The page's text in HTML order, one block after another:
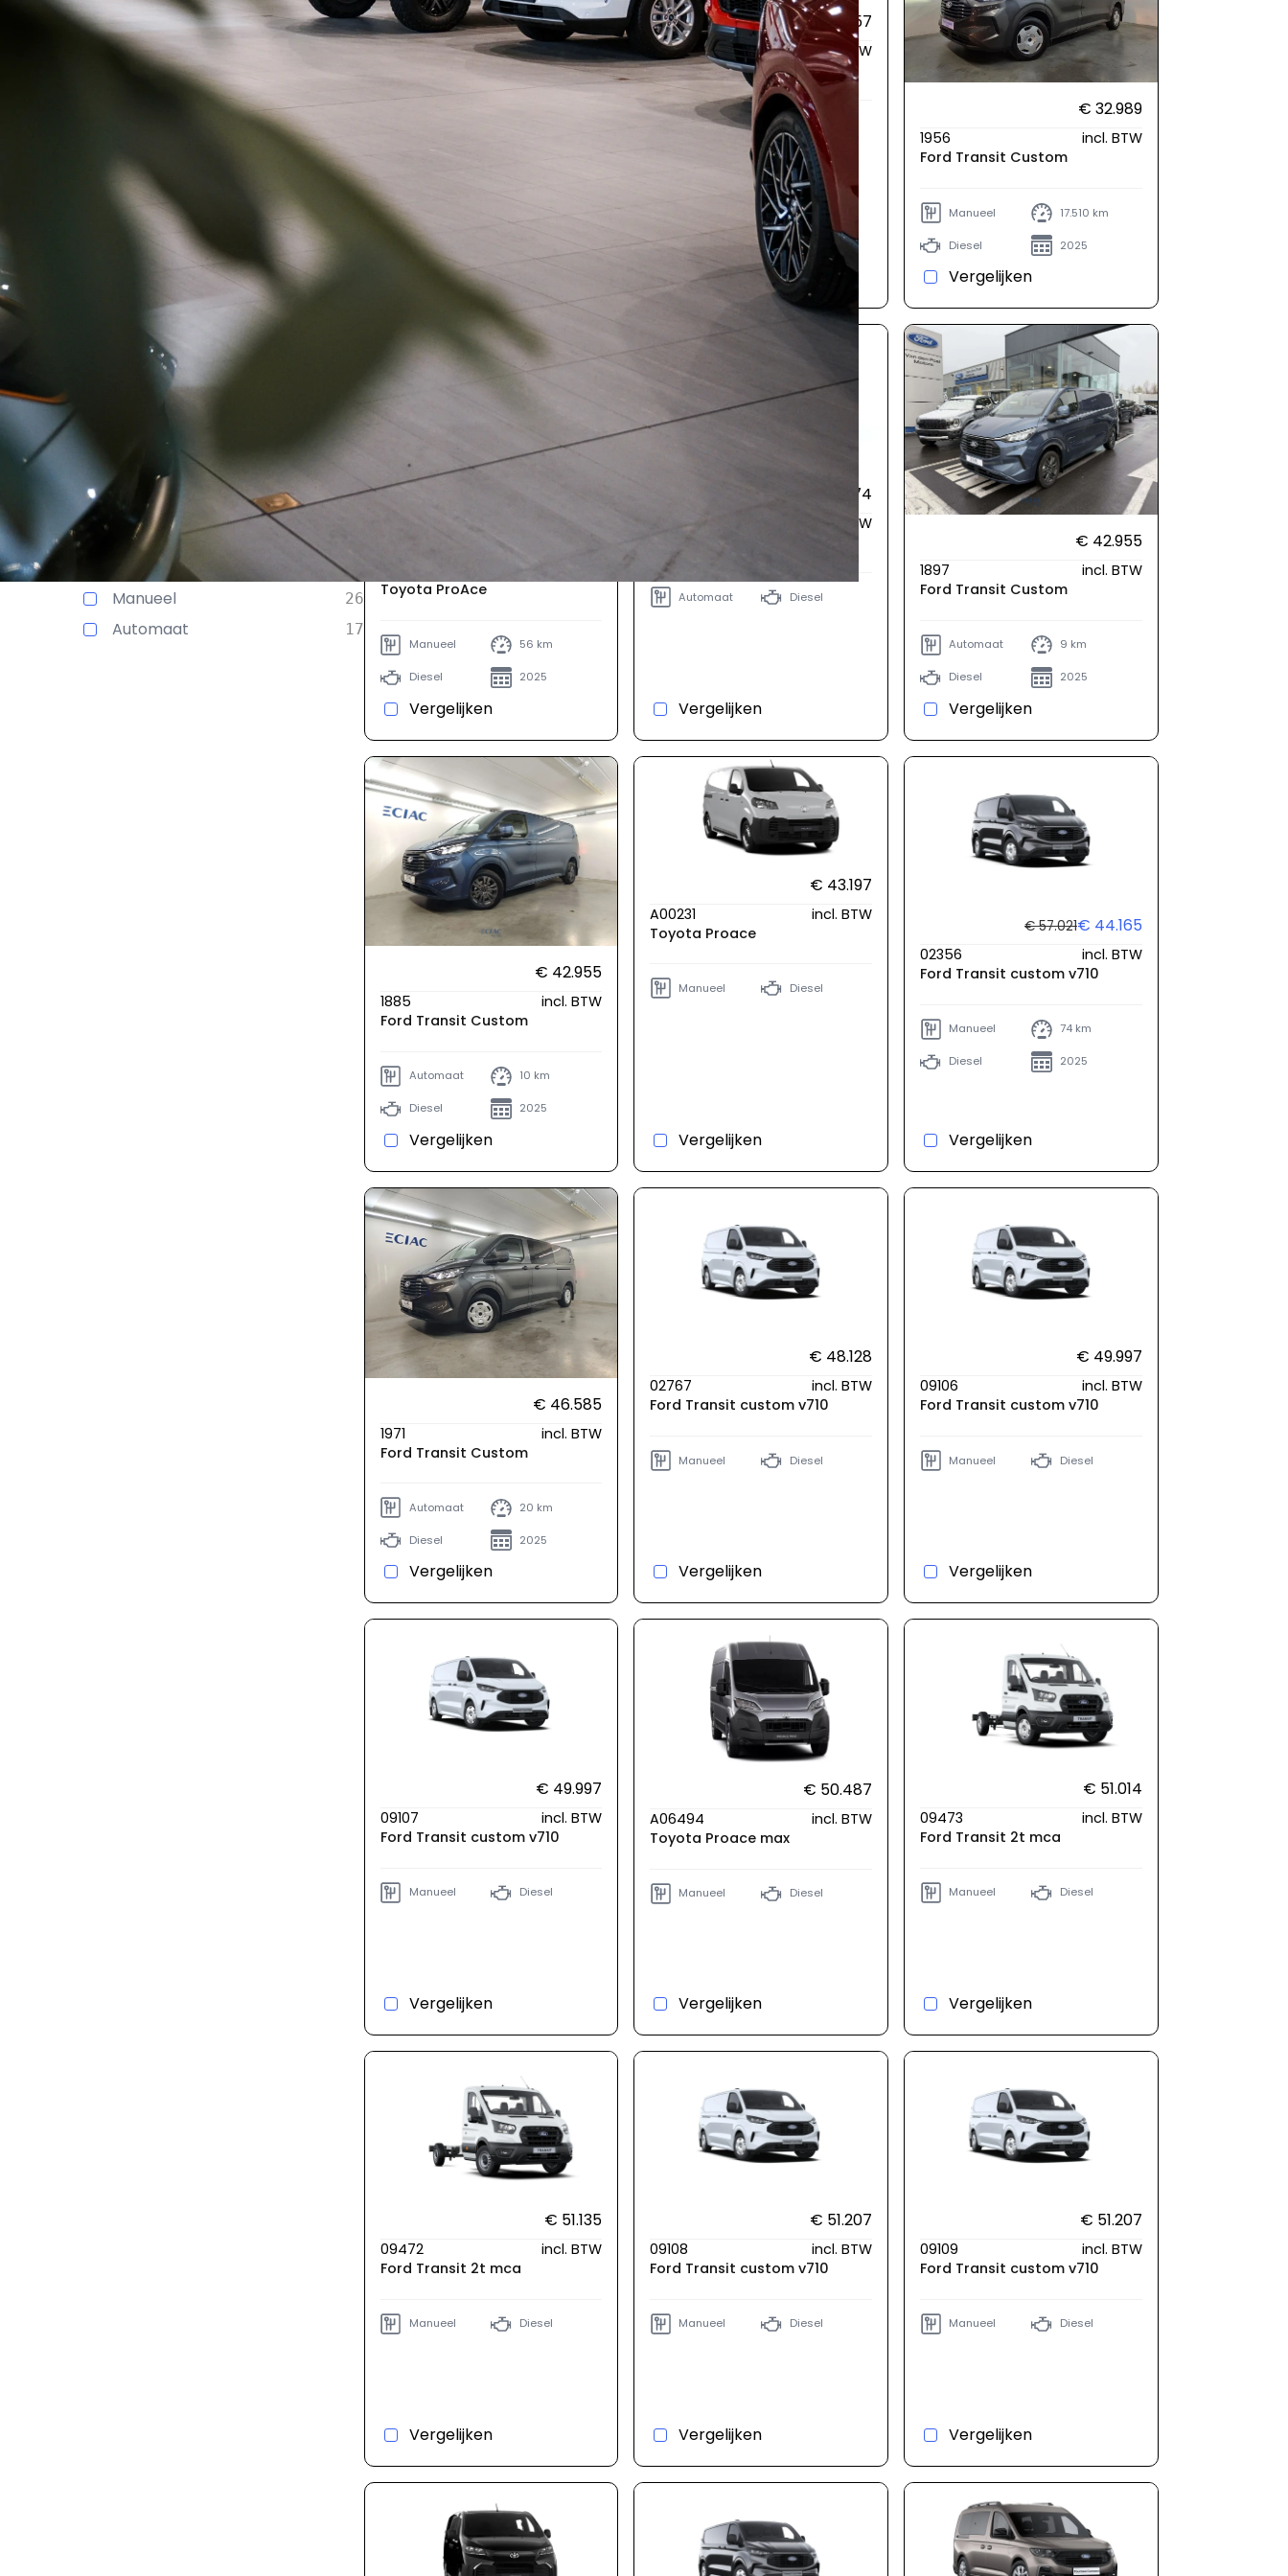
Kilometerstand
Staat (N/D/O/A)
New
35
Used
Transit Custom
Transit 2T
Proace
Ranger
2
Meer weergeven
Brandstof
Diesel
Transmissie
Manueel
26
Automaat 17
Manueel
Diesel
Vergelijken
€ 29.657
962215
incl. BTW
Toyota Proace city
Manueel Diesel
Vergelijken
€ 32.989
1956
incl. BTW
Ford Transit Custom
Manueel 17.510 km
Diesel 2025
Vergelijken
€ 44.758
Toyota ProAce
Manueel 56 km
Diesel 2025
Vergelijken
€ 42.374
09440
incl. BTW
Ford V761 tourneo connect
Automaat Diesel
Vergelijken
€ 42.955
1897
incl. BTW
Ford Transit Custom
Automaat 9 km
Diesel 2025
Vergelijken
€ 42.955
1885
incl. BTW
Ford Transit Custom
Automaat 10 km
Diesel 2025
Vergelijken
€ 43.197
A00231
incl. BTW
Toyota Proace
Manueel Diesel
Vergelijken
€ 57.021€ 44.165
02356
incl. BTW
Ford Transit custom v710
Manueel 74 km
Diesel 2025
Vergelijken
€ 46.585
1971
incl. BTW
Ford Transit Custom
Automaat 20 km
Diesel 2025
Vergelijken
€ 48.128
02767
incl. BTW
Ford Transit custom v710
Manueel Diesel
Vergelijken
€ 49.997
09106
incl. BTW
Ford Transit custom v710
Manueel Diesel
Vergelijken
€ 49.997
09107
incl. BTW
Ford Transit custom v710
Manueel Diesel
Vergelijken
€ 50.487
A06494
incl. BTW
Toyota Proace max
Manueel Diesel
Vergelijken
€ 51.014
09473
incl. BTW
Ford Transit 2t mca
Manueel Diesel
Vergelijken
€ 51.135
09472
incl. BTW
Ford Transit 2t mca
Manueel Diesel
Vergelijken
€ 51.207
09108
incl. BTW
Ford Transit custom v710
Manueel Diesel
Vergelijken
€ 51.207
09109
incl. BTW
Ford Transit custom v710
Manueel Diesel
Vergelijken